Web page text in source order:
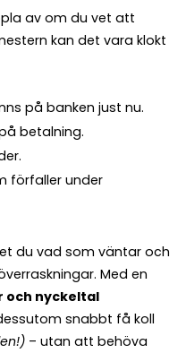
av om du vet att
kan det vara klokt
på banken just nu.
betalning.
förfaller under
du vad som väntar och
Med en
och nyckeltal
snabbt få koll
– utan att behöva